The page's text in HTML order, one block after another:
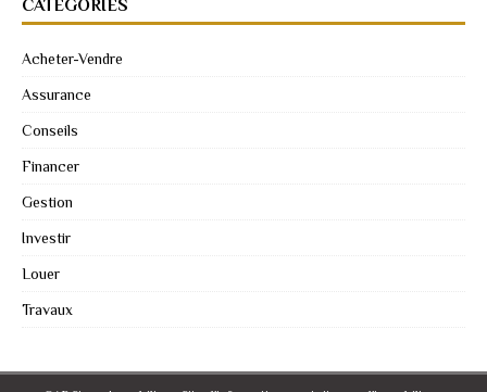
CATÉGORIES
Acheter-Vendre
Assurance
Conseils
Financer
Gestion
Investir
Louer
Travaux